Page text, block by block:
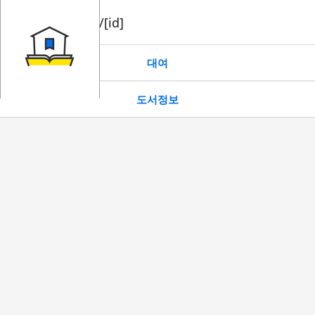
book/rent/[id]
대여
도서정보